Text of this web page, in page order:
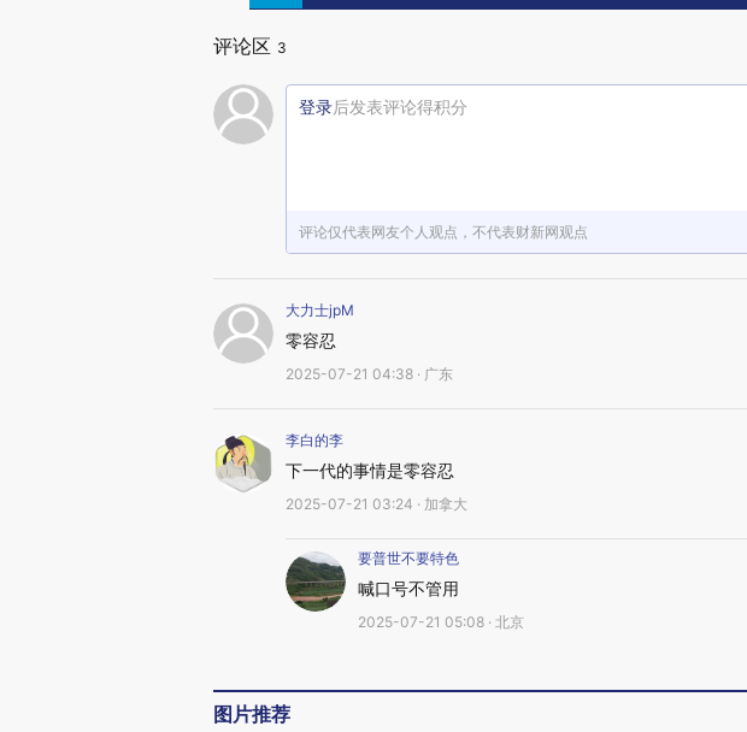
天水：血铅事件所涉儿童及职工近330人将获后续服务保障
辱骂球员韦世豪及其妻子，球迷领喊者被行拘7天
中足联开罚单，中超天津赛区部分看台被罚“空场”
时隔20年续写CNCS辉煌，TYLOO战队夺冠
伊朗同意与欧洲三国于7月25日举行新一轮谈判
理想汽车纯电车型i8再遭水军攻击
人形机器人公司宇树接受上市辅导
埃克森美孚、中海油输掉仲裁 雪佛龙600亿美元得手赫斯
评论区 3
登录后发表评论得积分
评论仅代表网友个人观点，不代表财新网观点
大力士jpM
零容忍
2025-07-21 04:38 · 广东
李白的李
下一代的事情是零容忍
2025-07-21 03:24 · 加拿大
要普世不要特色
喊口号不管用
2025-07-21 05:08 · 北京
图片推荐